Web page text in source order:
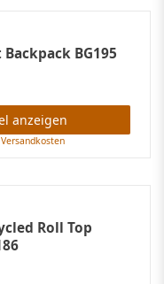
BG195
anzeigen
Versandkosten
Roll Top